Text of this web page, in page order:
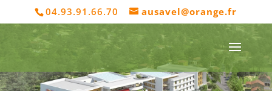
04.93.91.66.70 ausavel@orange.fr